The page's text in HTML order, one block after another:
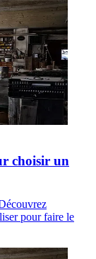
choisir un
pour faire le